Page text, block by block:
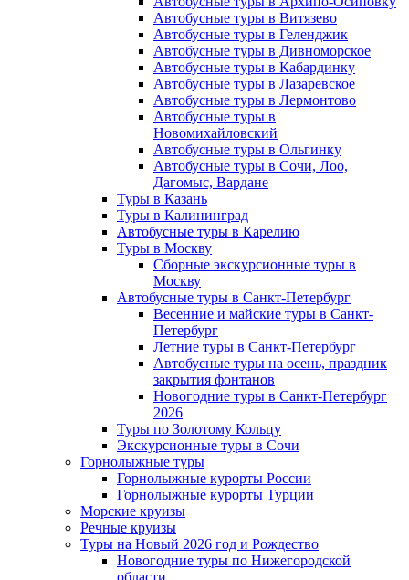
Автобусные туры в Витязево
Автобусные туры в Геленджик
Автобусные туры в Дивноморское
Автобусные туры в Кабардинку
Автобусные туры в Лазаревское
Автобусные туры в Лермонтово
Автобусные туры в
Новомихайловский
Автобусные туры в Ольгинку
Автобусные туры в Сочи, Лоо,
Дагомыс, Вардане
Туры в Казань
Туры в Калининград
Автобусные туры в Карелию
Туры в Москву
Сборные экскурсионные туры в
Москву
Автобусные туры в Санкт-Петербург
Весенние и майские туры в Санкт-
Петербург
Летние туры в Санкт-Петербург
Автобусные туры на осень, праздник
закрытия фонтанов
Новогодние туры в Санкт-Петербург
2026
Туры по Золотому Кольцу
Экскурсионные туры в Сочи
Горнолыжные туры
Горнолыжные курорты России
Горнолыжные курорты Турции
Морские круизы
Речные круизы
Туры на Новый 2026 год и Рождество
Новогодние туры по Нижегородской
области